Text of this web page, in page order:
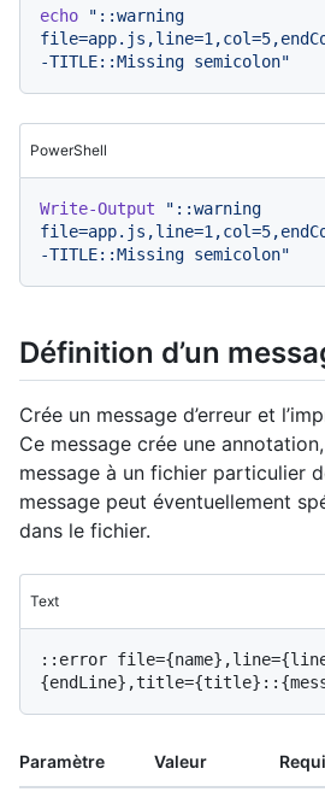
echo
"::warning
-TITLE::Missing semicolon"
PowerShell
Write-Output
"::warning
-TITLE::Missing semicolon"
Définition d’un
Crée un message d’erreur et
Ce message crée une
message à un fichier particulier
message peut éventuellement
dans le fichier.
Text
::error
Paramètre Valeur